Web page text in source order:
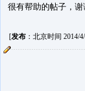
很有帮助的帖子，谢
[发布：北京时间 2014/